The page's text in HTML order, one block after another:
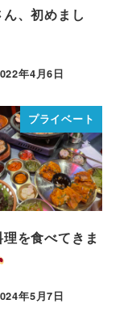
、初めまし
年4月6日
プライベート
を食べてきま
年5月7日